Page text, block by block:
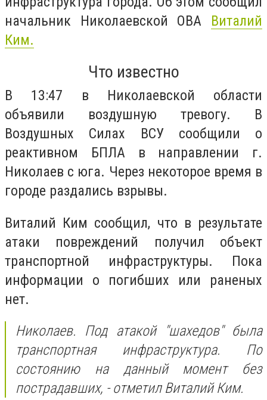
начальник Николаевской ОВА Виталий
Ким.
Что известно
В 13:47 в Николаевской области
объявили воздушную тревогу. В
Воздушных Силах ВСУ сообщили о
реактивном БПЛА в направлении г.
Николаев с юга. Через некоторое время в
городе раздались взрывы.
Виталий Ким сообщил, что в результате
атаки повреждений получил объект
транспортной инфраструктуры. Пока
информации о погибших или раненых
нет.
Николаев. Под атакой "шахедов" была
транспортная инфраструктура. По
состоянию на данный момент без
пострадавших, - отметил Виталий Ким.